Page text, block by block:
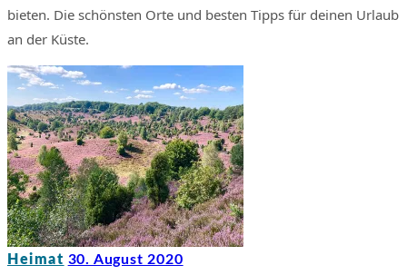
bieten. Die schönsten Orte und besten Tipps für deinen Urlaub
an der Küste.
Heimat 30. August 2020